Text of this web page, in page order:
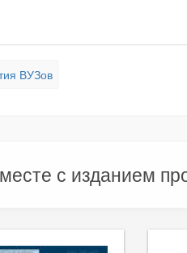
ВУЗов
с изданием